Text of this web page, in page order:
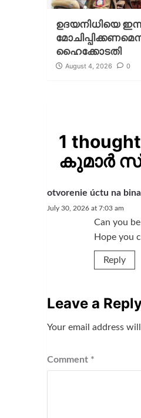
ഉദയനിധിയെ
ഹൈക്കോടതി
August 4, 2026 0
1
കുമാർ
otvorenie úctu na
July 30, 2026 at 7:03 am
Can you
Hope you
Reply
Leave a
Your email address
Comment *